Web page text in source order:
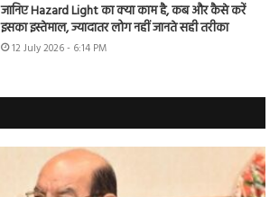
जानिए Hazard Light का क्या काम है, कब और कैसे करें
इसका इस्तेमाल, ज्यादातर लोग नहीं जानते सही तरीका
12 July 2026 - 6:14 PM